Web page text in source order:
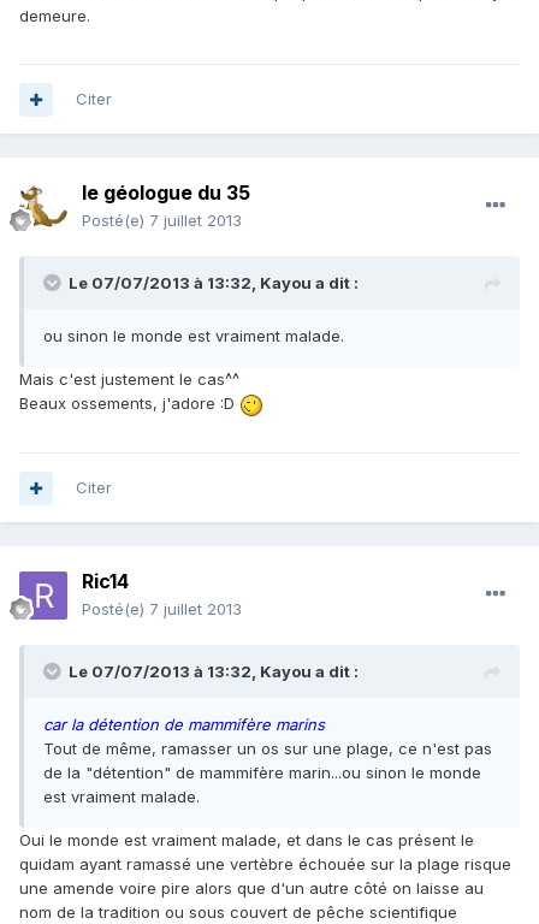
demeure.
Citer
le géologue du 35
Posté(e) 7 juillet 2013
Le 07/07/2013 à 13:32, Kayou a dit :
ou sinon le monde est vraiment malade.
Mais c'est justement le cas^^
Beaux ossements, j'adore :D
Citer
Ric14
Posté(e) 7 juillet 2013
Le 07/07/2013 à 13:32, Kayou a dit :
car la détention de mammifère marins
Tout de même, ramasser un os sur une plage, ce n'est pas
de la "détention" de mammifère marin...ou sinon le monde
est vraiment malade.
Oui le monde est vraiment malade, et dans le cas présent le
quidam ayant ramassé une vertèbre échouée sur la plage risque
une amende voire pire alors que d'un autre côté on laisse au
nom de la tradition ou sous couvert de pêche scientifique